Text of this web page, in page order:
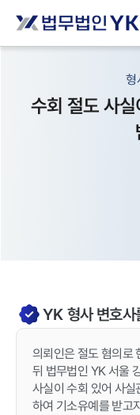
형
수회 절도 사
YK형사변호사
의뢰인은 절도 혐의로
뒤 법무법인 YK 서울
사실이 수회 있어 사
하여 기소유예를 받고